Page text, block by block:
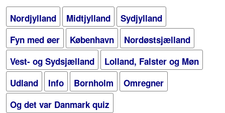
Nordjylland Midtjylland
Sydjylland
Fyn med øer
København
Nordøstsjælland
Vest- og Sydsjælland
Lolland, Falster og Møn
Udland
Info Bornholm
Omregner
Og det var Danmark quiz